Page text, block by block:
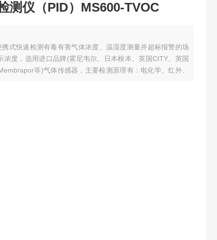
测仪（PID）MS600-TVOC
式快速检测有毒有害气体浓度、温湿度测量并超标报警的场
浓度，选用进口品牌(霍尼韦尔、日本根本、英国CITY、英国
等)气体传感器，主要检测原理有：电化学、红外、